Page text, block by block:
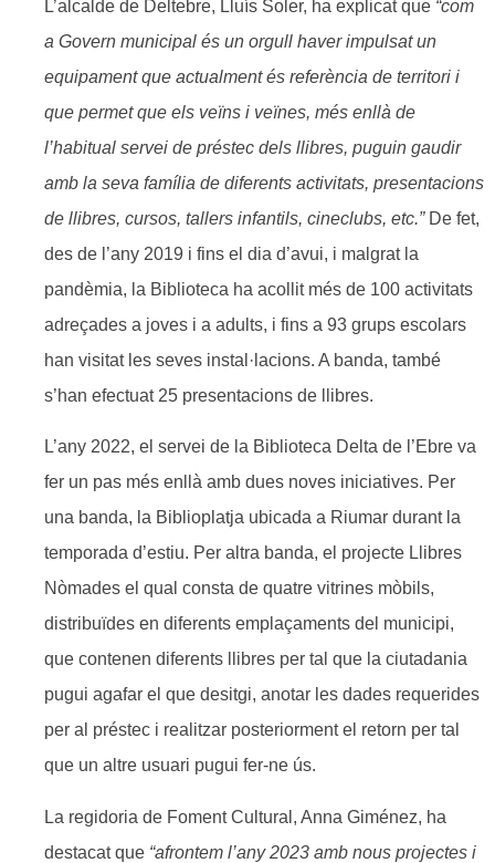
L’alcalde de Deltebre, Lluís Soler, ha explicat que “com
a Govern municipal és un orgull haver impulsat un
equipament que actualment és referència de territori i
que permet que els veïns i veïnes, més enllà de
l’habitual servei de préstec dels llibres, puguin gaudir
amb la seva família de diferents activitats, presentacions
de llibres, cursos, tallers infantils, cineclubs, etc.” De fet,
des de l’any 2019 i fins el dia d’avui, i malgrat la
pandèmia, la Biblioteca ha acollit més de 100 activitats
adreçades a joves i a adults, i fins a 93 grups escolars
han visitat les seves instal·lacions. A banda, també
s’han efectuat 25 presentacions de llibres.
L’any 2022, el servei de la Biblioteca Delta de l’Ebre va
fer un pas més enllà amb dues noves iniciatives. Per
una banda, la Biblioplatja ubicada a Riumar durant la
temporada d’estiu. Per altra banda, el projecte Llibres
Nòmades el qual consta de quatre vitrines mòbils,
distribuïdes en diferents emplaçaments del municipi,
que contenen diferents llibres per tal que la ciutadania
pugui agafar el que desitgi, anotar les dades requerides
per al préstec i realitzar posteriorment el retorn per tal
que un altre usuari pugui fer-ne ús.
La regidoria de Foment Cultural, Anna Giménez, ha
destacat que “afrontem l’any 2023 amb nous projectes i